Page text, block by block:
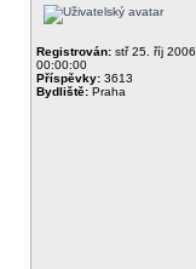
Registrován: stř 25. říj 2006
00:00:00
Příspěvky: 3613
Bydliště: Praha